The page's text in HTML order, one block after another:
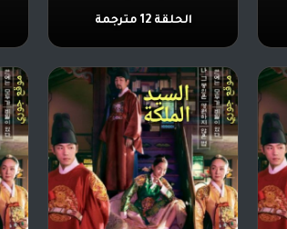
الحلقة 12 مترجمة